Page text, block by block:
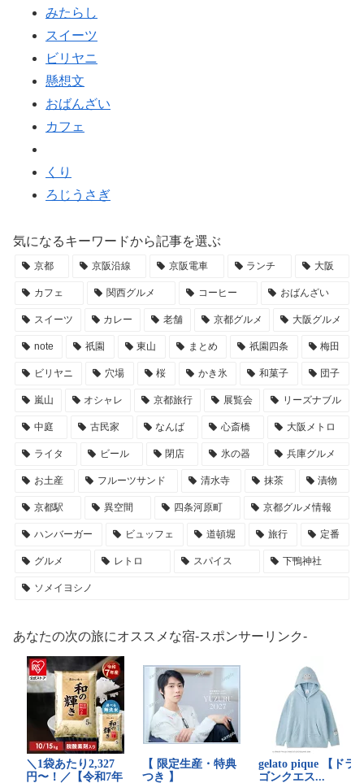
みたらし
スイーツ
ビリヤニ
懸想文
おばんざい
カフェ
くり
ろじうさぎ
気になるキーワードから記事を選ぶ
京都 京阪沿線 京阪電車 ランチ 大阪
カフェ 関西グルメ コーヒー おばんざい
スイーツ カレー 老舗 京都グルメ 大阪グルメ
note 祇園 東山 まとめ 祇園四条 梅田
ビリヤニ 穴場 桜 かき氷 和菓子 団子
嵐山 オシャレ 京都旅行 展覧会 リーズナブル
中庭 古民家 なんば 心斎橋 大阪メトロ
ライタ ビール 閉店 氷の器 兵庫グルメ
お土産 フルーツサンド 清水寺 抹茶 漬物
京都駅 異空間 四条河原町 京都グルメ情報
ハンバーガー ビュッフェ 道頓堀 旅行 定番
グルメ レトロ スパイス 下鴨神社
ソメイヨシノ
あなたの次の旅にオススメな宿-スポンサーリンク-